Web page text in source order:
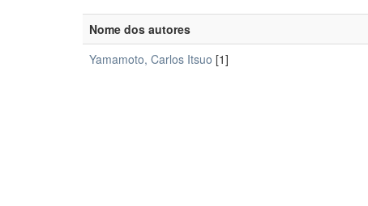
Nome dos autores
Yamamoto, Carlos Itsuo [1]